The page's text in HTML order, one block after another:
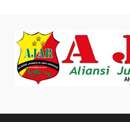
content